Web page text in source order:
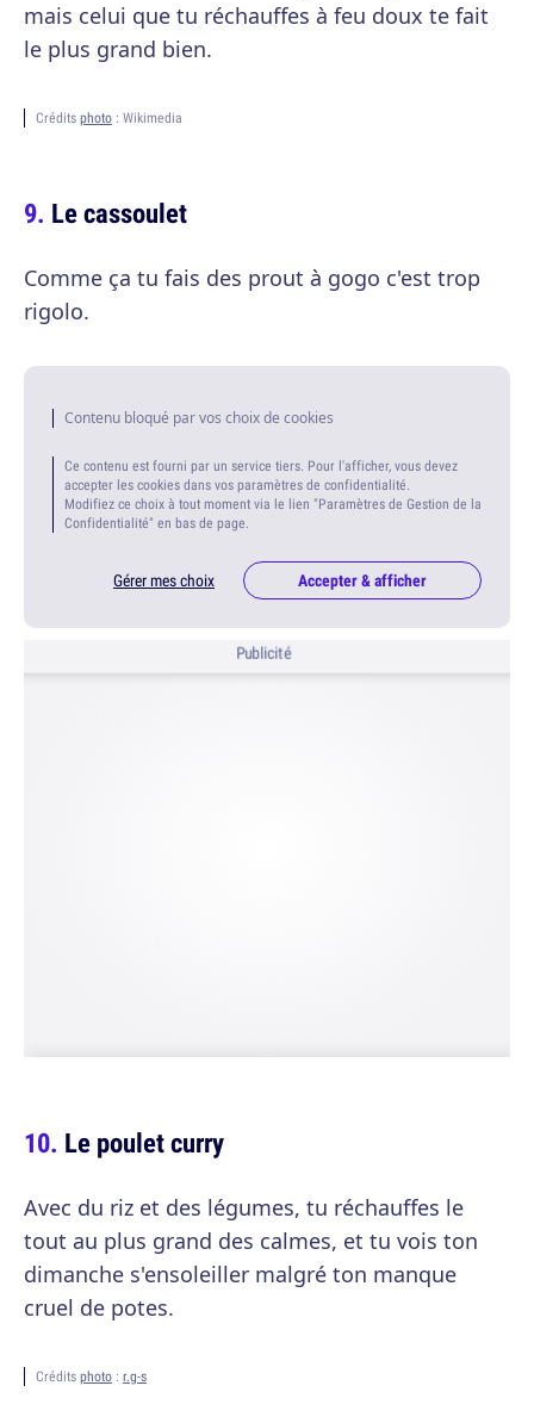
mais celui que tu réchauffes à feu doux te fait
le plus grand bien.
Crédits photo : Wikimedia
Le cassoulet
Comme ça tu fais des prout à gogo c'est trop
rigolo.
Contenu bloqué par vos choix de cookies
Ce contenu est fourni par un service tiers. Pour l'afficher, vous devez
accepter les cookies dans vos paramètres de confidentialité.
Modifiez ce choix à tout moment via le lien "Paramètres de Gestion de la
Confidentialité" en bas de page.
Gérer mes choix Accepter & afficher
Publicité
Le poulet curry
Avec du riz et des légumes, tu réchauffes le
tout au plus grand des calmes, et tu vois ton
dimanche s'ensoleiller malgré ton manque
cruel de potes.
Crédits photo : r.g-s